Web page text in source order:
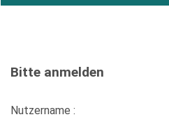
Bitte anmelden
Nutzername :